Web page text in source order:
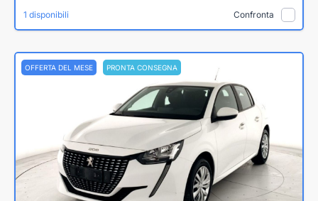
1 disponibili Confronta
OFFERTA DEL MESE PRONTA CONSEGNA